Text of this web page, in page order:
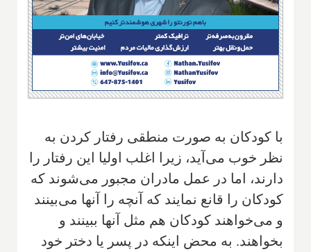
با کودکان به صورت منطقی رفتار کردن به
نظر خوب می‌آید، زیرا اغلب اولیا این رفتار را
دارند، اما در عمل مادران مجبور می‌شوند که
کودکان را قانع نمایند که آنچه را آنها می‌بینند
و می‌خواهند کودکان هم مثل آنها ببینند و
بخواهند. به محض اینکه در پسر یا دختر خود